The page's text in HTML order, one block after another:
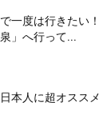
一度は行きたい
」へ行って...
本人に超オスス